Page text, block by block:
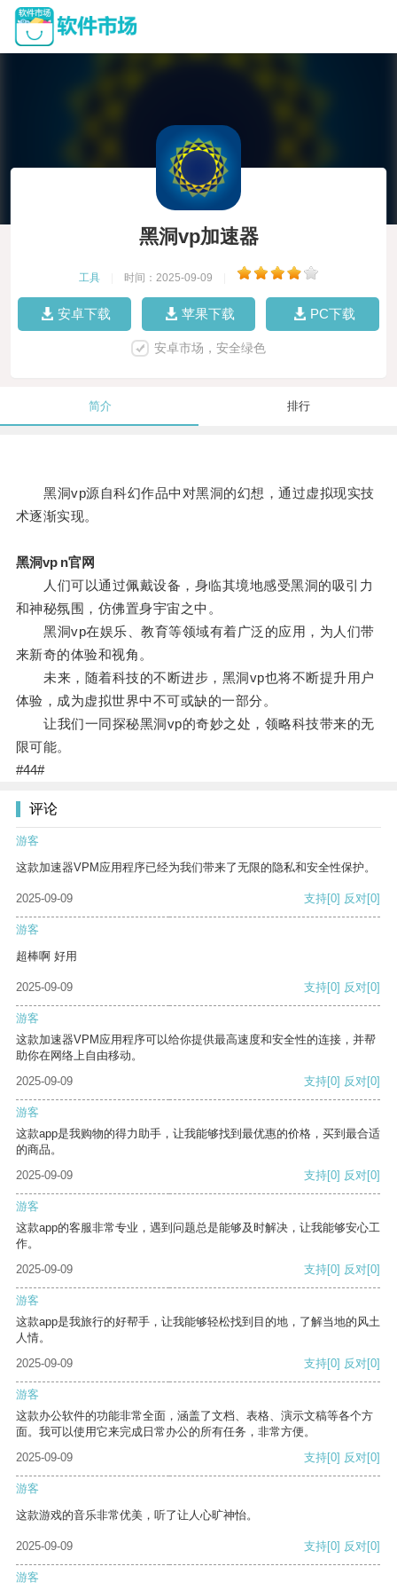
黑洞vp加速器
工具 时间：2025-09-09
安卓下载 苹果下载 PC下载
安卓市场，安全绿色
简介 排行
黑洞vp源自科幻作品中对黑洞的幻想，通过虚拟现实技
术逐渐实现。
黑洞vp n官网
人们可以通过佩戴设备，身临其境地感受黑洞的吸引力
和神秘氛围，仿佛置身宇宙之中。
黑洞vp在娱乐、教育等领域有着广泛的应用，为人们带
来新奇的体验和视角。
未来，随着科技的不断进步，黑洞vp也将不断提升用户
体验，成为虚拟世界中不可或缺的一部分。
让我们一同探秘黑洞vp的奇妙之处，领略科技带来的无
限可能。
#44#
评论
游客
这款加速器VPM应用程序已经为我们带来了无限的隐私和安全性保护。
2025-09-09 支持[0] 反对[0]
游客
超棒啊 好用
2025-09-09 支持[0] 反对[0]
游客
这款加速器VPM应用程序可以给你提供最高速度和安全性的连接，并帮
助你在网络上自由移动。
2025-09-09
支持[0] 反对[0]
游客
这款app是我购物的得力助手，让我能够找到最优惠的价格，买到最合适
的商品。
2025-09-09
支持[0] 反对[0]
游客
这款app的客服非常专业，遇到问题总是能够及时解决，让我能够安心工
作。
2025-09-09
支持[0] 反对[0]
游客
这款app是我旅行的好帮手，让我能够轻松找到目的地，了解当地的风土
人情。
2025-09-09
支持[0] 反对[0]
游客
这款办公软件的功能非常全面，涵盖了文档、表格、演示文稿等各个方
面。我可以使用它来完成日常办公的所有任务，非常方便。
2025-09-09
支持[0] 反对[0]
游客
这款游戏的音乐非常优美，听了让人心旷神怡。
2025-09-09 支持[0] 反对[0]
游客